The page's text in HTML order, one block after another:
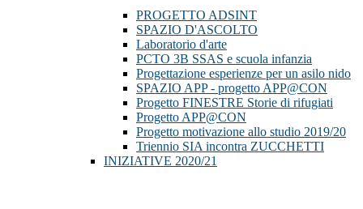
PROGETTO ADSINT
SPAZIO D'ASCOLTO
Laboratorio d'arte
PCTO 3B SSAS e scuola infanzia
Progettazione esperienze per un asilo nido
SPAZIO APP - progetto APP@CON
Progetto FINESTRE Storie di rifugiati
Progetto APP@CON
Progetto motivazione allo studio 2019/20
Triennio SIA incontra ZUCCHETTI
INIZIATIVE 2020/21